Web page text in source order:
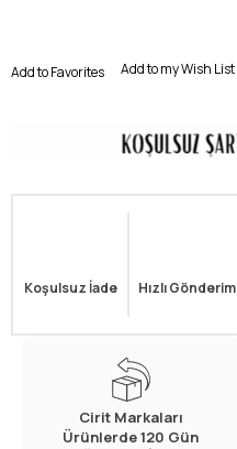
Add to Favorites Add to my Wish List
Koşulsuz İade Hızlı Gönderim
Cirit Markaları
Ürünlerde 120 Gün